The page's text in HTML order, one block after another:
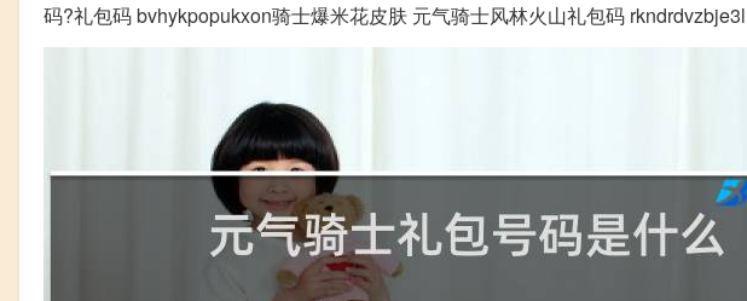
码?礼包码 bvhykpopukxon骑士爆米花皮肤 元气骑士风林火山礼包码